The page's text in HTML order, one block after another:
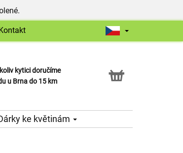
kytici doručíme
u Brna do 15 km
vyzvednout v naší květince
ke květinám